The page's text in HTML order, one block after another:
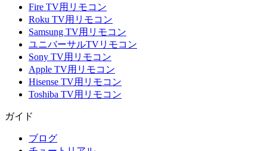
Fire TV用リモコン
Roku TV用リモコン
Samsung TV用リモコン
ユニバーサルTVリモコン
Sony TV用リモコン
Apple TV用リモコン
Hisense TV用リモコン
Toshiba TV用リモコン
ガイド
ブログ